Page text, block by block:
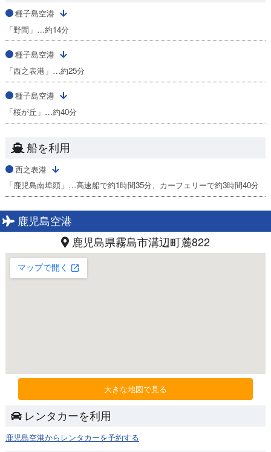
種子島空港
「野間」…約14分
種子島空港
「西之表港」…約25分
種子島空港
「桜が丘」…約40分
船を利用
西之表港
「鹿児島南埠頭」…高速船で約1時間35分、カーフェリーで約3時間40分
鹿児島空港
鹿児島県霧島市溝辺町麓822
大きな地図で見る
レンタカーを利用
鹿児島空港からレンタカーを予約する